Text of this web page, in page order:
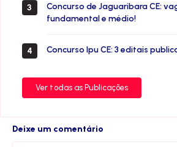
3
Concurso de Jaguaribara CE:
fundamental e médio!
4 Concurso Ipu CE: 3 editais
Ver todas as Publicações
Deixe um comentário